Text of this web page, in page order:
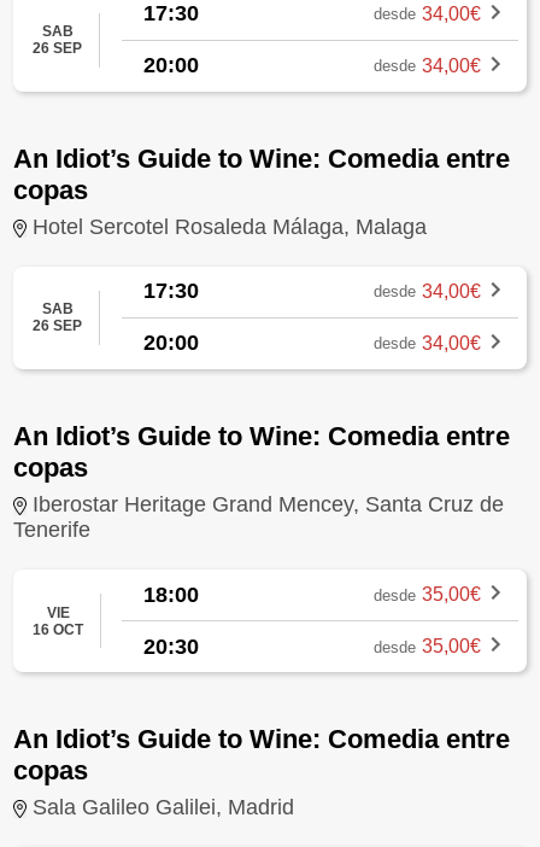
SAB
26 SEP
17:30 desde 34,00€
20:00 desde 34,00€
An Idiot’s Guide to Wine: Comedia entre
copas
Hotel Sercotel Rosaleda Málaga, Malaga
SAB
26 SEP
17:30 desde 34,00€
20:00 desde 34,00€
An Idiot’s Guide to Wine: Comedia entre
copas
Iberostar Heritage Grand Mencey, Santa Cruz de
Tenerife
VIE
16 OCT
18:00 desde 35,00€
20:30 desde 35,00€
An Idiot’s Guide to Wine: Comedia entre
copas
Sala Galileo Galilei, Madrid